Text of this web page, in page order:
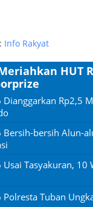
Info Rakyat
HUT
Dianggarkan Rp2,5
Bersih-bersih Alun-
Usai Tasyakuran, 10
Polresta Tuban